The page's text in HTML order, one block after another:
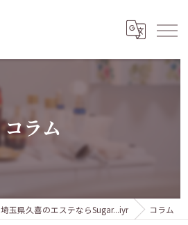
コラム
埼玉県久喜のエステならSugar...iyr コラム